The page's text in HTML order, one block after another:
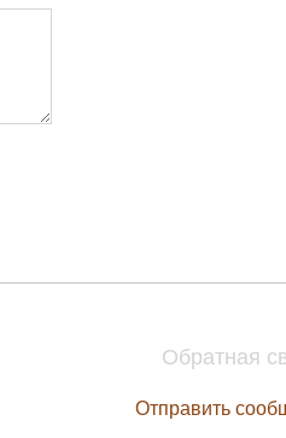
Обратная
Отправить